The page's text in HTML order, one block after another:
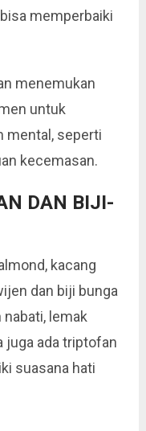
memperbaiki
menemukan
untuk
mental, seperti
kecemasan.
DAN BIJI-
kacang
dan biji bunga
nabati, lemak
juga ada triptofan
suasana hati